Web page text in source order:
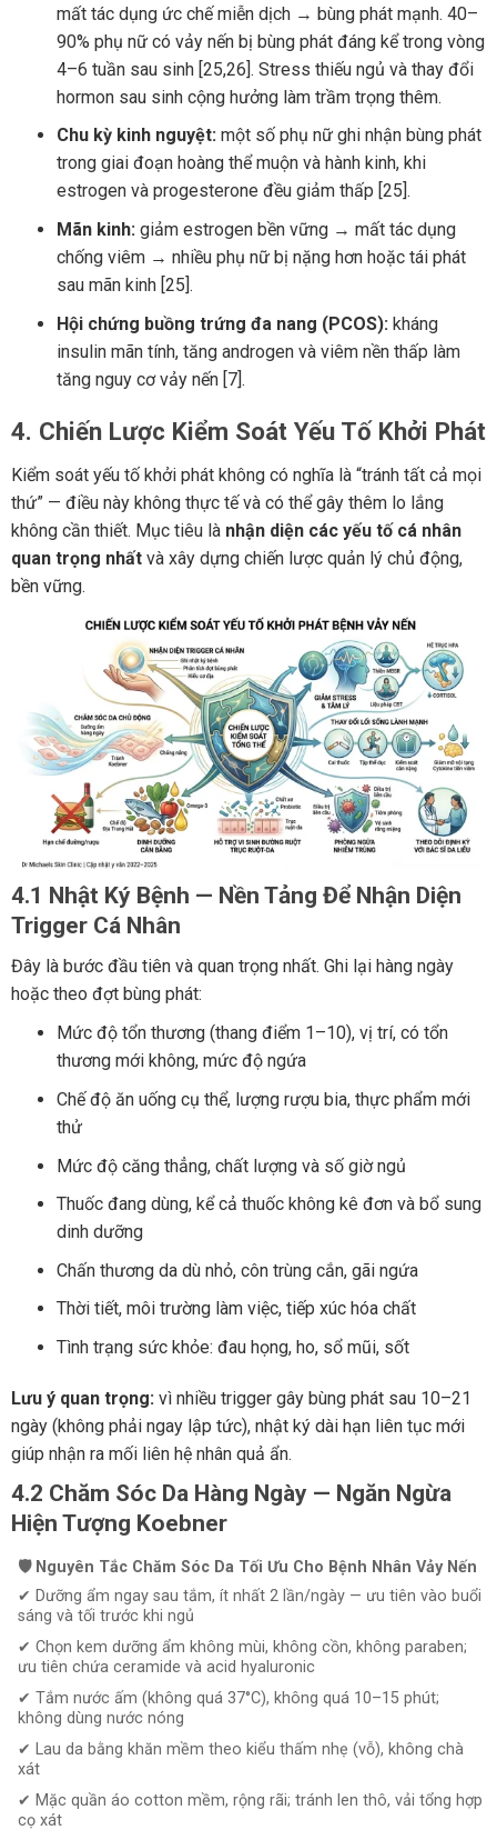
mất tác dụng ức chế miễn dịch → bùng phát mạnh. 40–
90% phụ nữ có vảy nến bị bùng phát đáng kể trong vòng
4–6 tuần sau sinh [25,26]. Stress thiếu ngủ và thay đổi
hormon sau sinh cộng hưởng làm trầm trọng thêm.
Chu kỳ kinh nguyệt:một số phụ nữ ghi nhận bùng phát
trong giai đoạn hoàng thể muộn và hành kinh, khi
estrogen và progesterone đều giảm thấp [25].
Mãn kinh:giảm estrogen bền vững → mất tác dụng
chống viêm → nhiều phụ nữ bị nặng hơn hoặc tái phát
sau mãn kinh [25].
Hội chứng buồng trứng đa nang (PCOS): kháng
insulin mãn tính, tăng androgen và viêm nền thấp làm
tăng nguy cơ vảy nến [7].
4. Chiến Lược Kiểm Soát Yếu Tố Khởi Phát
Kiểm soát yếu tố khởi phát không có nghĩa là “tránh tất cả mọi
thứ” — điều này không thực tế và có thể gây thêm lo lắng
không cần thiết. Mục tiêu là nhận diện các yếu tố cá nhân
quan trọng nhấtvà xây dựng chiến lược quản lý chủ động,
bền vững.
4.1 Nhật Ký Bệnh — Nền Tảng Để Nhận Diện
Trigger Cá Nhân
Đây là bước đầu tiên và quan trọng nhất. Ghi lại hàng ngày
hoặc theo đợt bùng phát:
Mức độ tổn thương (thang điểm 1–10), vị trí, có tổn
thương mới không, mức độ ngứa
Chế độ ăn uống cụ thể, lượng rượu bia, thực phẩm mới
thử
Mức độ căng thẳng, chất lượng và số giờ ngủ
Thuốc đang dùng, kể cả thuốc không kê đơn và bổ sung
dinh dưỡng
Chấn thương da dù nhỏ, côn trùng cắn, gãi ngứa
Thời tiết, môi trường làm việc, tiếp xúc hóa chất
Tình trạng sức khỏe: đau họng, ho, sổ mũi, sốt
Lưu ý quan trọng:vì nhiều trigger gây bùng phát sau 10–21
ngày (không phải ngay lập tức), nhật ký dài hạn liên tục mới
giúp nhận ra mối liên hệ nhân quả ẩn.
4.2 Chăm Sóc Da Hàng Ngày — Ngăn Ngừa
Hiện Tượng Koebner
🛡️ Nguyên Tắc Chăm Sóc Da Tối Ưu Cho Bệnh Nhân Vảy Nến
✔ Dưỡng ẩm ngay sau tắm, ít nhất 2 lần/ngày — ưu tiên vào buổi
sáng và tối trước khi ngủ
✔ Chọn kem dưỡng ẩm không mùi, không cồn, không paraben;
ưu tiên chứa ceramide và acid hyaluronic
✔ Tắm nước ấm (không quá 37°C), không quá 10–15 phút;
không dùng nước nóng
✔ Lau da bằng khăn mềm theo kiểu thấm nhẹ (vỗ), không chà
xát
✔ Mặc quần áo cotton mềm, rộng rãi; tránh len thô, vải tổng hợp
cọ xát